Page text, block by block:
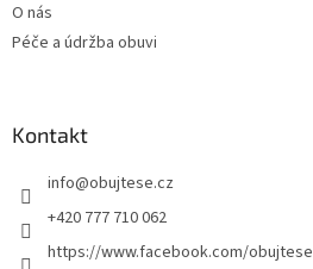
O nás
Péče a údržba obuvi
Kontakt
info@obujtese.cz
+420 777 710 062
https://www.facebook.com/obujtese